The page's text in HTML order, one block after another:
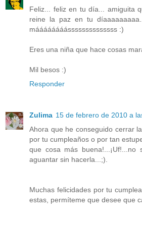
Feliz... feliz en tu día... amiguita
reine la paz en tu
máááááááássssssssssssss :)
Eres una niña que hace cosas
Mil besos :)
Responder
Zulima 15 de febrero de 2010 a
Ahora que he conseguido cerrar
por tu cumpleaños o por tan
que cosa más buena!...¡Uf!...no
aguantar sin hacerla...;).
Muchas felicidades por tu
estas, permíteme que desee que